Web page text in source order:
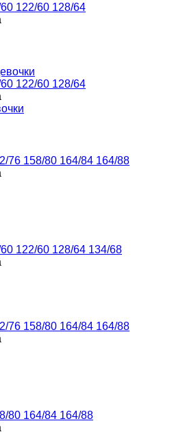
122/60 128/64
122/60 128/64
76 158/80 164/84 164/88
122/60 128/64 134/68
76 158/80 164/84 164/88
80 164/84 164/88